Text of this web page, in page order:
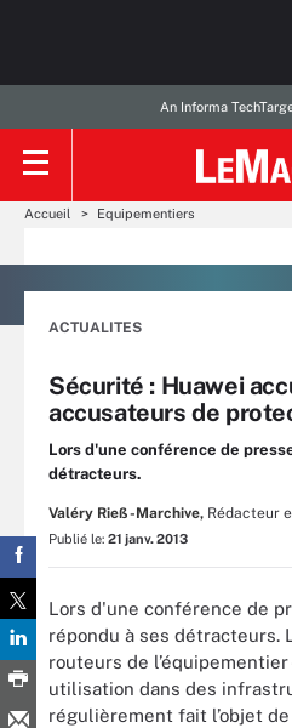
An Informa
Accueil Equipementiers
ACTUALITES
Sécurité : Huawei
accusateurs de
Lors d'une conférence de
détracteurs.
Valéry Rieß-Marchive, Rédacteur
Publié le: 21 janv. 2013
Lors d'une conférence de
répondu à ses détracteurs.
routeurs de
utilisation dans des
régulièrement fait l’objet